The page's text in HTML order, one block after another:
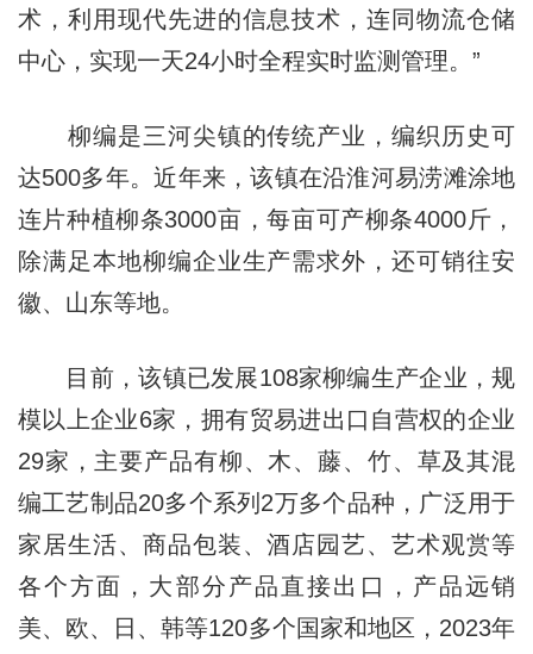
术，利用现代先进的信息技术，连同物流仓储
中心，实现一天24小时全程实时监测管理。”
柳编是三河尖镇的传统产业，编织历史可
达500多年。近年来，该镇在沿淮河易涝滩涂地
连片种植柳条3000亩，每亩可产柳条4000斤，
除满足本地柳编企业生产需求外，还可销往安
徽、山东等地。
目前，该镇已发展108家柳编生产企业，规
模以上企业6家，拥有贸易进出口自营权的企业
29家，主要产品有柳、木、藤、竹、草及其混
编工艺制品20多个系列2万多个品种，广泛用于
家居生活、商品包装、酒店园艺、艺术观赏等
各个方面，大部分产品直接出口，产品远销
美、欧、日、韩等120多个国家和地区，2023年